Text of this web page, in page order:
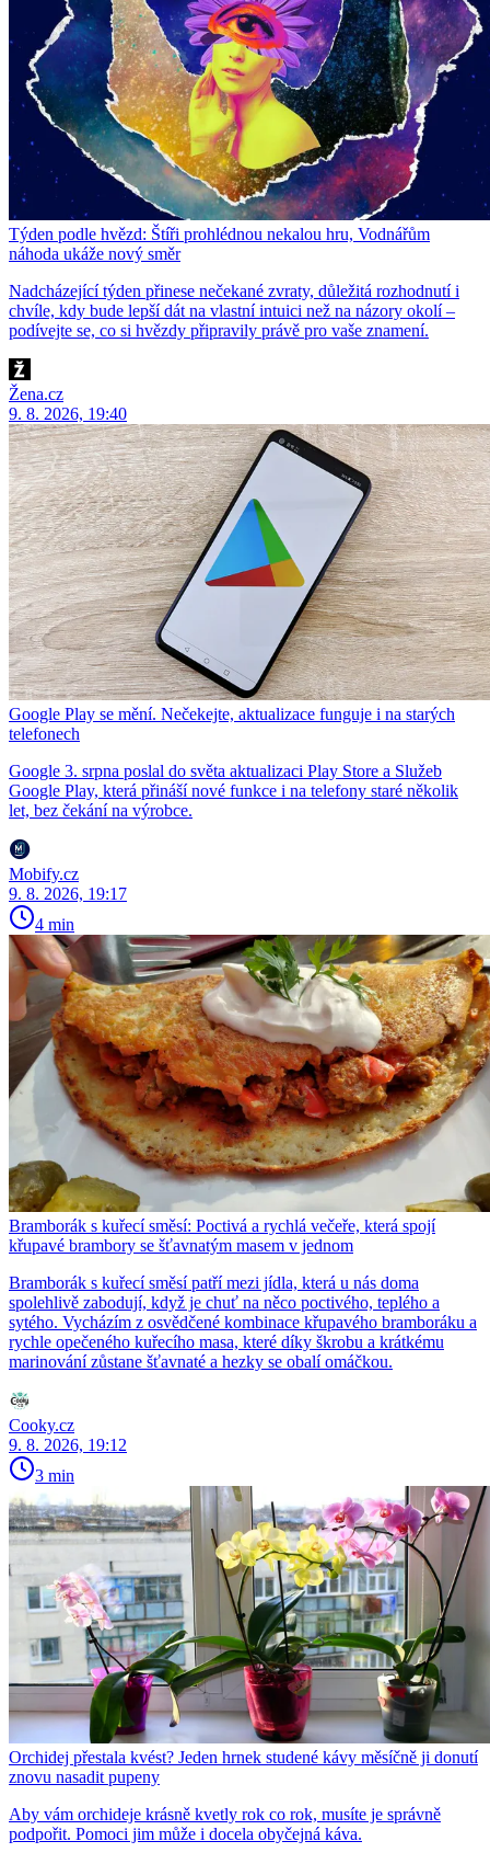
Týden podle hvězd: Štíři prohlédnou nekalou hru, Vodnářům
náhoda ukáže nový směr
Nadcházející týden přinese nečekané zvraty, důležitá rozhodnutí i
chvíle, kdy bude lepší dát na vlastní intuici než na názory okolí –
podívejte se, co si hvězdy připravily právě pro vaše znamení.
Žena.cz
9. 8. 2026, 19:40
Google Play se mění. Nečekejte, aktualizace funguje i na starých
telefonech
Google 3. srpna poslal do světa aktualizaci Play Store a Služeb
Google Play, která přináší nové funkce i na telefony staré několik
let, bez čekání na výrobce.
Mobify.cz
9. 8. 2026, 19:17
4 min
Bramborák s kuřecí směsí: Poctivá a rychlá večeře, která spojí
křupavé brambory se šťavnatým masem v jednom
Bramborák s kuřecí směsí patří mezi jídla, která u nás doma
spolehlivě zabodují, když je chuť na něco poctivého, teplého a
sytého. Vycházím z osvědčené kombinace křupavého bramboráku a
rychle opečeného kuřecího masa, které díky škrobu a krátkému
marinování zůstane šťavnaté a hezky se obalí omáčkou.
Cooky.cz
9. 8. 2026, 19:12
3 min
Orchidej přestala kvést? Jeden hrnek studené kávy měsíčně ji donutí
znovu nasadit pupeny
Aby vám orchideje krásně kvetly rok co rok, musíte je správně
podpořit. Pomoci jim může i docela obyčejná káva.